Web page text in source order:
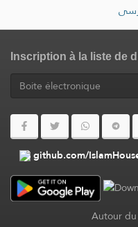
Inscription à la liste de
github.com/
Autour